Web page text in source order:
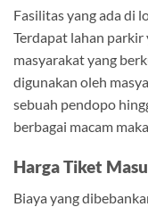
Fasilitas yang ada di
Terdapat lahan
masyarakat yang
digunakan oleh
sebuah pendopo
berbagai macam
Harga Tiket
Biaya yang